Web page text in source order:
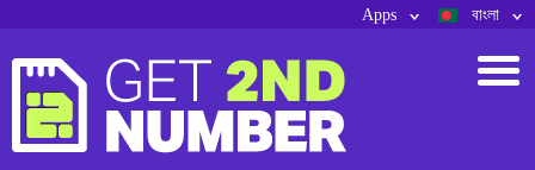
বাংলা
Apps